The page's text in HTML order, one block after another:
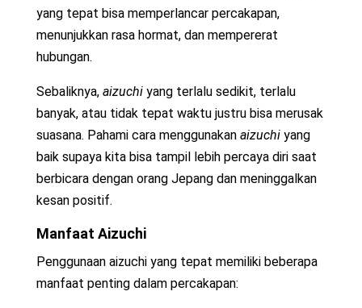
yang tepat bisa memperlancar percakapan,
menunjukkan rasa hormat, dan mempererat
hubungan.
Sebaliknya, aizuchi yang terlalu sedikit, terlalu
banyak, atau tidak tepat waktu justru bisa merusak
suasana. Pahami cara menggunakan aizuchi yang
baik supaya kita bisa tampil lebih percaya diri saat
berbicara dengan orang Jepang dan meninggalkan
kesan positif.
Manfaat Aizuchi
Penggunaan aizuchi yang tepat memiliki beberapa
manfaat penting dalam percakapan: